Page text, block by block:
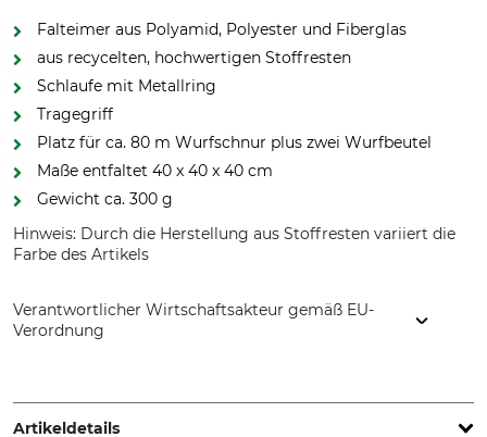
Falteimer aus Polyamid, Polyester und Fiberglas
aus recycelten, hochwertigen Stoffresten
Schlaufe mit Metallring
Tragegriff
Platz für ca. 80 m Wurfschnur plus zwei Wurfbeutel
Maße entfaltet 40 x 40 x 40 cm
Gewicht ca. 300 g
Hinweis: Durch die Herstellung aus Stoffresten variiert die
Farbe des Artikels
Verantwortlicher Wirtschaftsakteur gemäß EU-
Verordnung
Germany, www.edelrid.com
Artikeldetails